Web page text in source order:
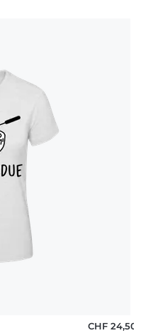
CHF 24,50